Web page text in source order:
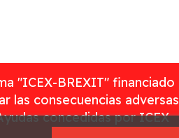
"ICEX-BREXIT" financiado
las consecuencias adversas
concedidas por ICEX